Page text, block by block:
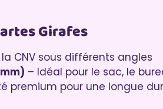
Girafes
CNV sous différents angles
– Idéal pour le sac, le
premium pour une longue